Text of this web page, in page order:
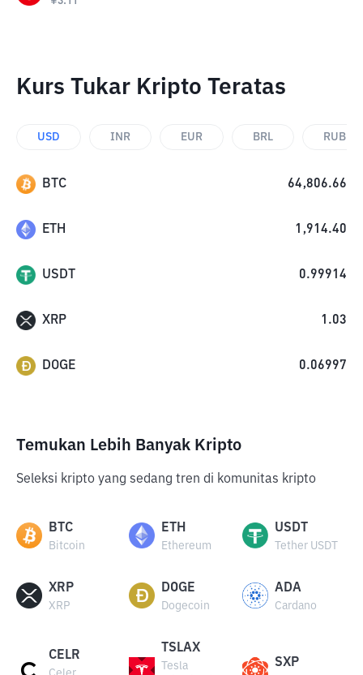
Kurs Tukar Kripto Teratas
USD INR EUR BRL RUB
BTC 64,806.66
ETH 1,914.40
USDT 0.99914
XRP 1.03
DOGE 0.06997
Temukan Lebih Banyak Kripto
Seleksi kripto yang sedang tren di komunitas kripto
BTC
Bitcoin
ETH
Ethereum
USDT
Tether USDT
XRP
XRP
DOGE
Dogecoin
ADA
Cardano
CELR
TSLAX
Tesla
SXP